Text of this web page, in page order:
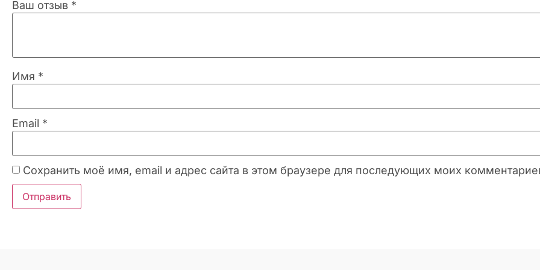
Ваш отзыв *
Имя *
Email *
Сохранить моё имя, email и адрес сайта в этом браузере для последующих моих